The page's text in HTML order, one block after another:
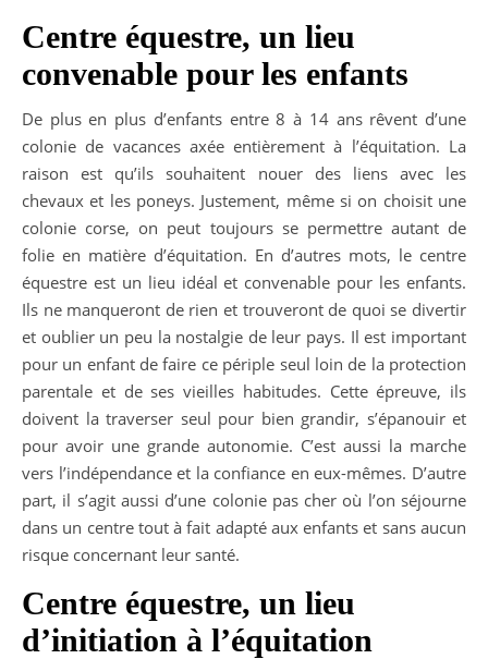
Centre équestre, un lieu
convenable pour les enfants
De plus en plus d’enfants entre 8 à 14 ans rêvent d’une
colonie de vacances axée entièrement à l’équitation. La
raison est qu’ils souhaitent nouer des liens avec les
chevaux et les poneys. Justement, même si on choisit une
colonie corse, on peut toujours se permettre autant de
folie en matière d’équitation. En d’autres mots, le centre
équestre est un lieu idéal et convenable pour les enfants.
Ils ne manqueront de rien et trouveront de quoi se divertir
et oublier un peu la nostalgie de leur pays. Il est important
pour un enfant de faire ce périple seul loin de la protection
parentale et de ses vieilles habitudes. Cette épreuve, ils
doivent la traverser seul pour bien grandir, s’épanouir et
pour avoir une grande autonomie. C’est aussi la marche
vers l’indépendance et la confiance en eux-mêmes. D’autre
part, il s’agit aussi d’une colonie pas cher où l’on séjourne
dans un centre tout à fait adapté aux enfants et sans aucun
risque concernant leur santé.
Centre équestre, un lieu
d’initiation à l’équitation